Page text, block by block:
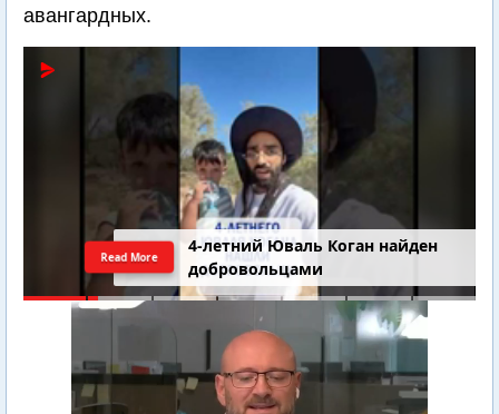
авангардных.
4-летний Юваль Коган найден
добровольцами
Read More